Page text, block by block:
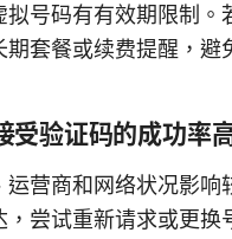
拟号码有有效期限制。
期套餐或续费提醒，避
受验证码的成功率
运营商和网络状况影响
，尝试重新请求或更换